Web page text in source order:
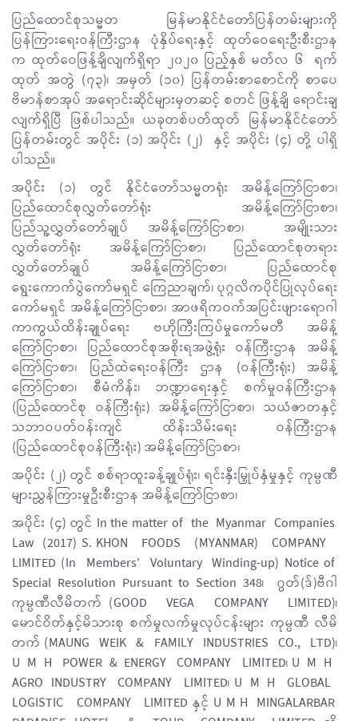
ပြည်ထောင်စုသမ္မတ မြန်မာနိုင်ငံတော်ပြန်တမ်းများကို
ပြန်ကြားရေးဝန်ကြီးဌာန ပုံနှိပ်ရေးနှင့် ထုတ်ဝေရေးဦးစီးဌာန
က ထုတ်ဝေဖြန့်ချိလျက်ရှိရာ ၂၀၂၀ ပြည့်နှစ် မတ်လ ၆ ရက်
ထုတ် အတွဲ (၇၃)၊ အမှတ် (၁၀) ပြန်တမ်းစာစောင်ကို စာပေ
ဗိမာန်စာအုပ် အရောင်းဆိုင်များမှတဆင့် စတင် ဖြန့်ချိ ရောင်းချ
လျက်ရှိပြီ ဖြစ်ပါသည်။ ယခုတစ်ပတ်ထုတ် မြန်မာနိုင်ငံတော်
ပြန်တမ်းတွင် အပိုင်း (၁) အပိုင်း (၂) နှင့် အပိုင်း (၄) တို့ ပါရှိ
ပါသည်။
အပိုင်း (၁) တွင် နိုင်ငံတော်သမ္မတရုံး အမိန့်ကြော်ငြာစာ၊
ပြည်ထောင်စုလွှတ်တော်ရုံး အမိန့်ကြော်ငြာစာ၊
ပြည်သူ့လွှတ်တော်ချုပ် အမိန့်ကြော်ငြာစာ၊ အမျိုးသား
လွှတ်တော်ရုံး အမိန့်ကြော်ငြာစာ၊ ပြည်ထောင်စုတရား
လွှတ်တော်ချုပ် အမိန့်ကြော်ငြာစာ၊ ပြည်ထောင်စု
ရွေးကောက်ပွဲကော်မရှင် ကြေညာချက်၊ ပုဂ္ဂလိကပိုင်ပြုလုပ်ရေး
ကော်မရှင် အမိန့်ကြော်ငြာစာ၊ အာဖရိကဝက်အပြင်းဖျားရောဂါ
ကာကွယ်ထိန်းချုပ်ရေး ဗဟိုကြီးကြပ်မှုကော်မတီ အမိန့်
ကြော်ငြာစာ၊ ပြည်ထောင်စုအစိုးရအဖွဲ့ရုံး ဝန်ကြီးဌာန အမိန့်
ကြော်ငြာစာ၊ ပြည်ထဲရေးဝန်ကြီး ဌာန (ဝန်ကြီးရုံး) အမိန့်
ကြော်ငြာစာ၊ စီမံကိန်း၊ ဘဏ္ဍာရေးနှင့် စက်မှုဝန်ကြီးဌာန
(ပြည်ထောင်စု ဝန်ကြီးရုံး) အမိန့်ကြော်ငြာစာ၊ သယံဇာတနှင့်
သဘာဝပတ်ဝန်းကျင် ထိန်းသိမ်းရေး ဝန်ကြီးဌာန
(ပြည်ထောင်စုဝန်ကြီးရုံး) အမိန့်ကြော်ငြာစာ၊
အပိုင်း (၂) တွင် စစ်ရာထူးခန့်ချုပ်ရုံး၊ ရင်းနှီးမြှုပ်နှံမှုနှင့် ကုမ္ပဏီ
များညွှန်ကြားမှုဦးစီးဌာန အမိန့်ကြော်ငြာစာ၊
အပိုင်း (၄) တွင် In the matter of the Myanmar Companies
Law (2017) S. KHON FOODS (MYANMAR) COMPANY
LIMITED (In Members' Voluntary Winding-up) Notice of
Special Resolution Pursuant to Section 348၊ ဂွတ်(ဒ်)ဗီဂါ
ကုမ္ပဏီလီမိတက် (GOOD VEGA COMPANY LIMITED)၊
မောင်ဝိတ်နှင့်မိသားစု စက်မှုလက်မှုလုပ်ငန်းများ ကုမ္ပဏီ လီမိ
တက် (MAUNG WEIK & FAMILY INDUSTRIES CO., LTD)၊
U M H POWER & ENERGY COMPANY LIMITED၊ U M H
AGRO INDUSTRY COMPANY LIMITED၊ U M H GLOBAL
LOGISTIC COMPANY LIMITED နှင့် U M H MINGALARBAR